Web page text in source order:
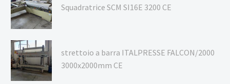
Squadratrice SCM SI16E 3200 CE
strettoio a barra ITALPRESSE FALCON/2000
3000x2000mm CE